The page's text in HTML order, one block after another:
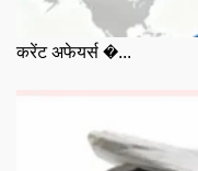
करेंट अफेयर्स �...